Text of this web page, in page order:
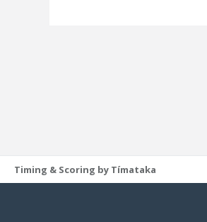
Timing & Scoring by Tímataka